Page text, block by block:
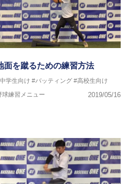
面を蹴るための練習方法
学生向け #バッティング #高校生向け
球練習メニュー
2019/05/16